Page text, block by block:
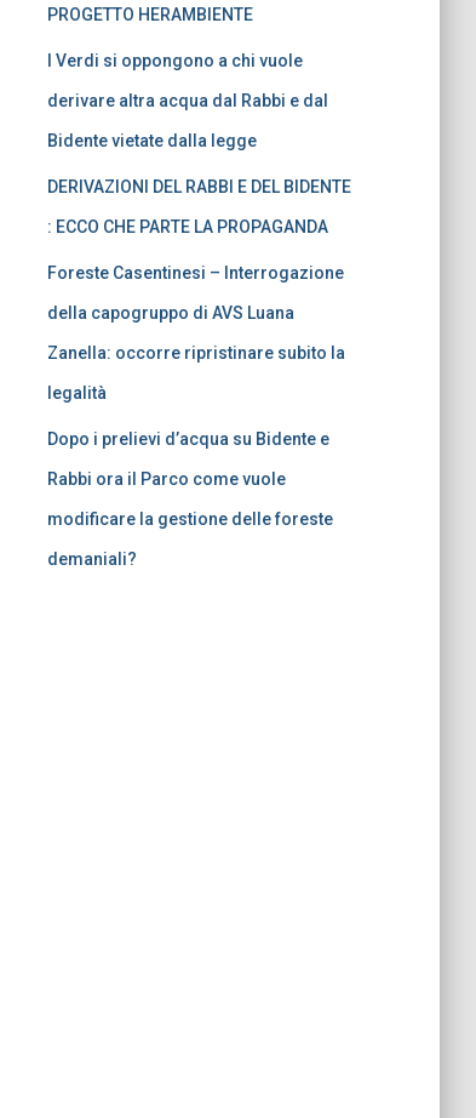
PROGETTO HERAMBIENTE
I Verdi si oppongono a chi vuole
derivare altra acqua dal Rabbi e dal
Bidente vietate dalla legge
DERIVAZIONI DEL RABBI E DEL BIDENTE
: ECCO CHE PARTE LA PROPAGANDA
Foreste Casentinesi – Interrogazione
della capogruppo di AVS Luana
Zanella: occorre ripristinare subito la
legalità
Dopo i prelievi d’acqua su Bidente e
Rabbi ora il Parco come vuole
modificare la gestione delle foreste
demaniali?